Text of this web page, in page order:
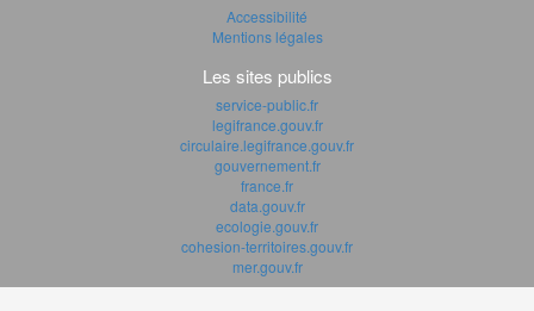
Accessibilité
Mentions légales
Les sites publics
service-public.fr
legifrance.gouv.fr
circulaire.legifrance.gouv.fr
gouvernement.fr
france.fr
data.gouv.fr
ecologie.gouv.fr
cohesion-territoires.gouv.fr
mer.gouv.fr